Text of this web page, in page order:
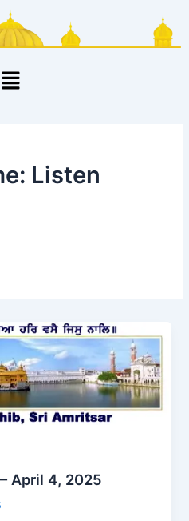
Menu
Listen
April 4, 2025